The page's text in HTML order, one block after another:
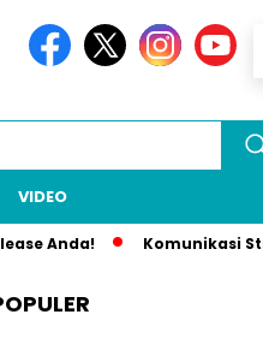
VIDEO
Anda! Komunikasi